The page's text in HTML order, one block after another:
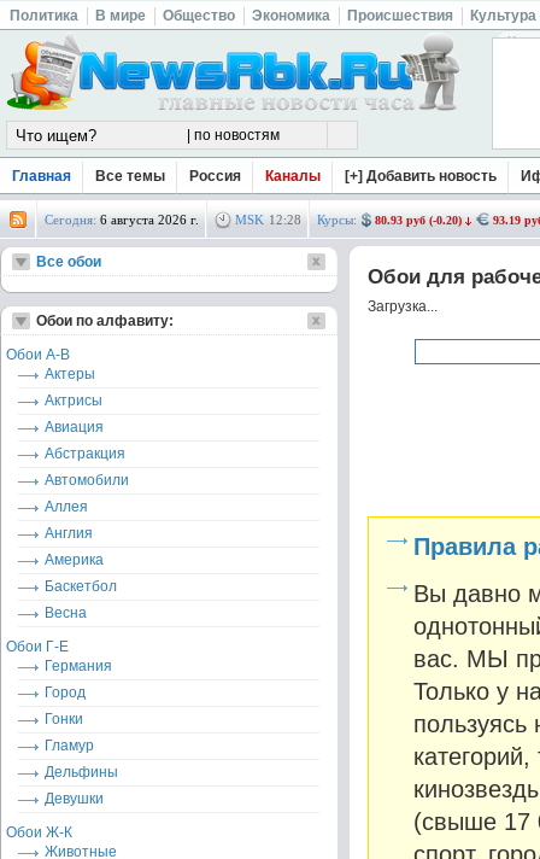
Политика В мире Общество Экономика Происшествия
Культура
Криминал
Новороссия
Главная Все темы Россия Каналы [+] Добавить новость
Сегодня: 6 августа 2026 г. MSK 12:28 Курсы: 80.93 руб (-0.20) 93.19
Обои для
Загрузка...
Правила
Вы давно
вас. МЫ
Только у
(свыше 17
Все обои
Обои по алфавиту:
Обои А-В
Актеры
Актрисы
Авиация
Абстракция
Автомобили
Аллея
Англия
Америка
Баскетбол
Весна
Обои Г-Е
Германия
Город
Гонки
Гламур
Дельфины
Девушки
Обои Ж-К
Животные